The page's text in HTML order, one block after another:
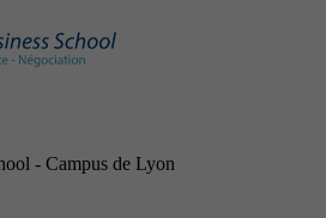
- Campus de Lyon